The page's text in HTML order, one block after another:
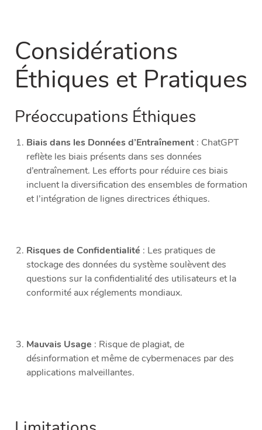
Considérations
Éthiques et Pratiques
Préoccupations Éthiques
Biais dans les Données d’Entraînement : ChatGPT
reflète les biais présents dans ses données
d’entraînement. Les efforts pour réduire ces biais
incluent la diversification des ensembles de formation
et l’intégration de lignes directrices éthiques.
Risques de Confidentialité : Les pratiques de
stockage des données du système soulèvent des
questions sur la confidentialité des utilisateurs et la
conformité aux réglements mondiaux.
Mauvais Usage : Risque de plagiat, de
désinformation et même de cybermenaces par des
applications malveillantes.